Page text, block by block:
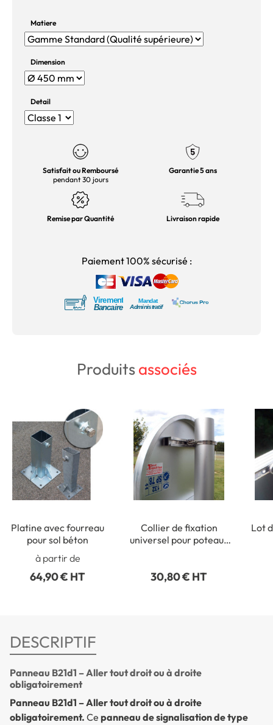
Matiere
Dimension
Detail
Satisfait ou Remboursé
pendant 30 jours
Garantie 5 ans
Remise par Quantité Livraison rapide
Paiement 100% sécurisé :
Produitsassociés
Platine avec fourreau
pour sol béton
à partir de
64,90 € HT
Collier de fixation
universel pour poteaux
30,80 € HT
Lot
DESCRIPTIF
Panneau B21d1 – Aller tout droit ou à droite
obligatoirement
Panneau B21d1 – Aller tout droit ou à droite
obligatoirement. Ce panneau de signalisation de type